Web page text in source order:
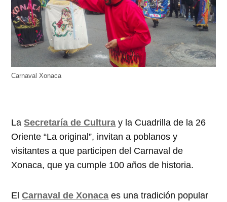
Carnaval Xonaca
LaSecretaría de Cultura y la Cuadrilla de la 26
Oriente “La original”, invitan a poblanos y
visitantes a que participen del Carnaval de
Xonaca, que ya cumple 100 años de historia.
ElCarnaval de Xonaca es una tradición popular